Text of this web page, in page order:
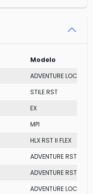
Modelo
ADVENTURE LOCKER
STILE RST
EX
MPI
HLX RST II FLEX
ADVENTURE RST
ADVENTURE RST
ADVENTURE LOCKER